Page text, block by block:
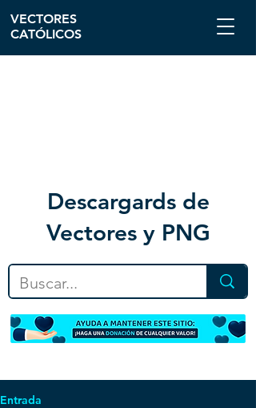
Descargards de
Vectores y PNG
VECTORES
CATÓLICOS
Entrada